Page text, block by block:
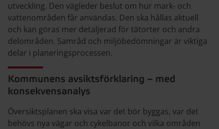
utveckling. Den vägleder beslut om hur mark- och
vattenområden får användas. Den ska hållas aktuell
och kan göras mer detaljerad för tätorter och andra
delområden. Samråd och miljöbedömningar är viktiga
delar i planeringsprocessen.
Kommunens avsiktsförklaring – med
konsekvensanalys
Översiktsplanen ska visa var det bör byggas, var det
behövs nya vägar och cykelbanor och vilka områden